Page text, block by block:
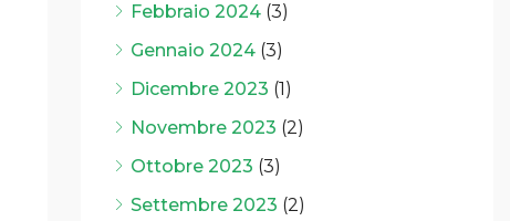
Febbraio 2024(3)
Gennaio 2024(3)
Dicembre 2023 (1)
Novembre 2023 (2)
Ottobre 2023 (3)
Settembre 2023 (2)